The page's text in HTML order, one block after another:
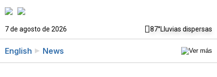
7 de agosto de 2026 87°Lluvias dispersas
English News